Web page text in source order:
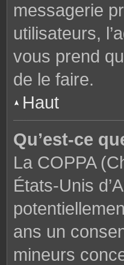
messagerie
utilisateurs,
vous prend
de le faire.
Haut
Qu’est-ce
La COPPA
États-Unis
ans un
mineurs